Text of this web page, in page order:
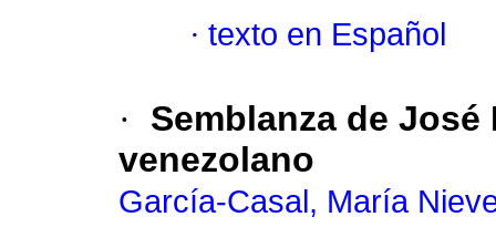
· texto en Español
·
Semblanza de José
venezolano
García-Casal, María